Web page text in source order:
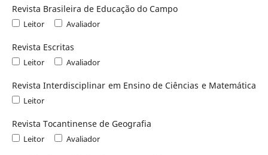
Revista Brasileira de Educação do Campo
Leitor Avaliador
Revista Escritas
Leitor Avaliador
Revista Interdisciplinar em Ensino de Ciências e Matemática
Leitor
Revista Tocantinense de Geografia
Leitor Avaliador